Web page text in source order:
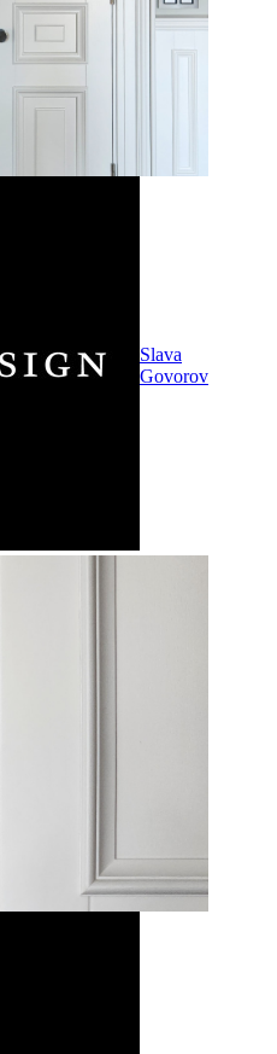
Slava
Govorov